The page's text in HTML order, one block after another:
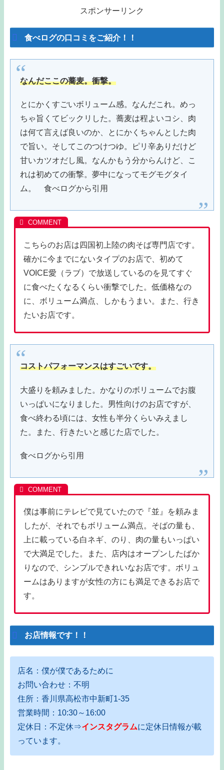
スポンサーリンク
食べログの口コミをご紹介！！
なんだここの蕎麦。衝撃。
とにかくすごいボリューム感。なんだこれ。めっ
ちゃ旨くてビックリした。蕎麦は程よいコシ、肉
は何て言えば良いのか、とにかくちゃんとした肉
で旨い。そしてこのつけつゆ。ピリ辛ありだけど
甘いカツオだし風。なんかもう分からんけど、こ
れは初めての衝撃。夢中になってモグモグタイ
ム。 食べログから引用
こちらのお店は四国初上陸の肉そば専門店です。
確かに今までにないタイプのお店で、初めて
VOICE愛（ラブ）で放送しているのを見てすぐ
に食べたくなるくらい衝撃でした。低価格なの
に、ボリューム満点、しかもうまい。また、行き
たいお店です。
コストパフォーマンスはすごいです。
大盛りを頼みました。かなりのボリュームでお腹
いっぱいになりました。男性向けのお店ですが、
食べ終わる頃には、女性も半分くらいみえまし
た。また、行きたいと感じた店でした。
食べログから引用
僕は事前にテレビで見ていたので『並』を頼みま
したが、それでもボリューム満点。そばの量も、
上に載っている白ネギ、のり、肉の量もいっぱい
で大満足でした。また、店内はオープンしたばか
りなので、シンプルできれいなお店です。ボリュ
ームはありますが女性の方にも満足できるお店で
す。
お店情報です！！
店名：僕が僕であるために
お問い合わせ：不明
住所：香川県高松市中新町1-35
営業時間：10:30～16:00
定休日：不定休⇒インスタグラムに定休日情報が載
っています。